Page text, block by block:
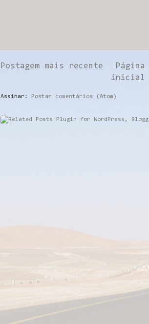
Postagem mais recente
Página
inicial
Assinar: Postar comentários (Atom)